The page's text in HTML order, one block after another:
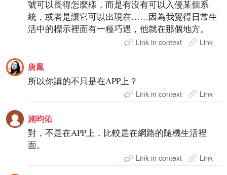
號可以長得怎麼樣，而是有沒有可以入侵某個系
統，或者是讓它可以出現在……因為我覺得日常生
活中的標示裡面有一種巧遇，他就在那個地方。
Link in context Link
唐鳳
所以你講的不只是在APP上？
Link in context Link
施昀佑
對，不是在APP上，比較是在網路的隨機生活裡
面。
Link in context Link